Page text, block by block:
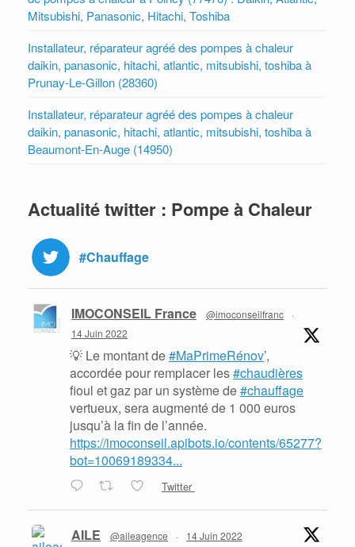
Mitsubishi, Panasonic, Hitachi, Toshiba
Installateur, réparateur agréé des pompes à chaleur
daikin, panasonic, hitachi, atlantic, mitsubishi, toshiba à
Prunay-Le-Gillon (28360)
Installateur, réparateur agréé des pompes à chaleur
daikin, panasonic, hitachi, atlantic, mitsubishi, toshiba à
Beaumont-En-Auge (14950)
Actualité twitter : Pompe à Chaleur
#Chauffage
IMOCONSEIL France @imoconseilfranc
·
14 Juin 2022
💡 Le montant de#MaPrimeRénov’,
accordée pour remplacer les#chaudières
fioul et gaz par un système de#chauffage
vertueux, sera augmenté de 1 000 euros
jusqu’à la fin de l’année.
https://imoconseil.apibots.io/contents/65277?
bot=10069189334...
Twitter
AILE @aileagence · 14 Juin 2022